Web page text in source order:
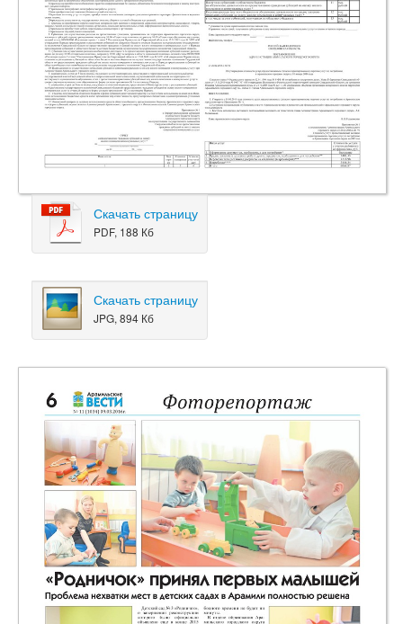
Скачать страницу
PDF, 188 Кб
Скачать страницу
JPG, 894 Кб